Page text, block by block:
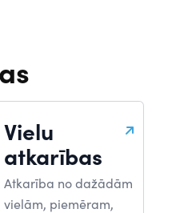
Vielu
atkarības
Atkarība no dažādām
vielām, piemēram,